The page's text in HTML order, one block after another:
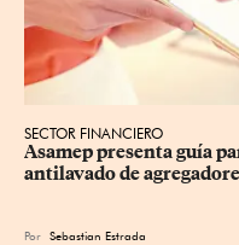
SECTOR FINANCIERO
Asamep presenta guía
antilavado de
Por Sebastian Estrada